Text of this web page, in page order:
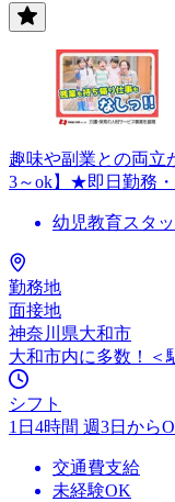
趣味や副業との両立
3～ok】★即日勤務
幼児教育スタ
勤務地
面接地
神奈川県大和市
大和市内に多数！＜
シフト
1日4時間 週3日から
交通費支給
未経験OK